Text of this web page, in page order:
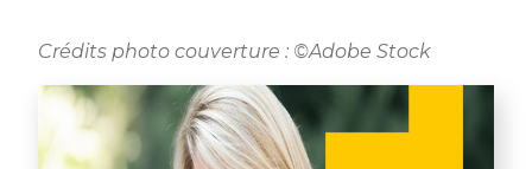
Crédits photo couverture : ©Adobe Stock